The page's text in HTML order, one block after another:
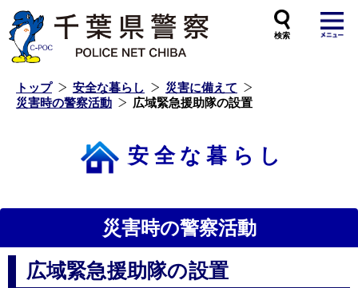
トップ 安全な暮らし
災害に備えて
災害時の警察活動
広域緊急援助隊の設置
安全な暮らし
災害時の警察活動
広域緊急援助隊の設置